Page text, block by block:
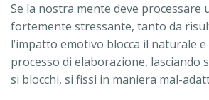
Se la nostra mente deve processare
fortemente stressante, tanto da
l’impatto emotivo blocca il naturale
processo di elaborazione, lasciando
si blocchi, si fissi in maniera mal-